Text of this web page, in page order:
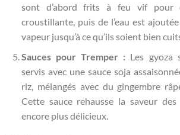
sont d’abord frits à feu vif pour
croustillante, puis de l’eau est
vapeur jusqu’à ce qu’ils soient bien
Sauces pour Tremper : Les gyoza
servis avec une sauce soja
riz, mélangés avec du gingembre
Cette sauce rehausse la saveur
encore plus délicieux.